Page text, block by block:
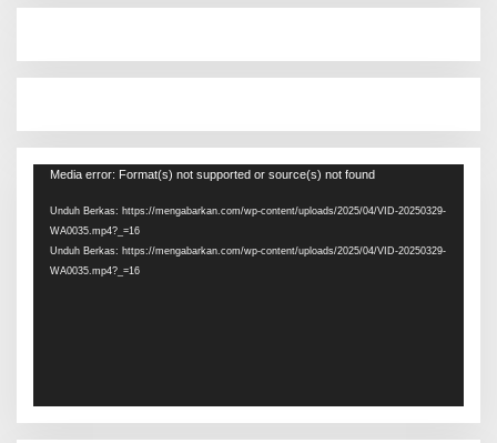
Pemutar
Media error: Format(s) not supported or source(s) not found
Unduh Berkas: https://mengabarkan.com/wp-content/uploads/2025/04/VID-20250329-
WA0035.mp4?_=16
Unduh Berkas: https://mengabarkan.com/wp-content/uploads/2025/04/VID-20250329-
WA0035.mp4?_=16